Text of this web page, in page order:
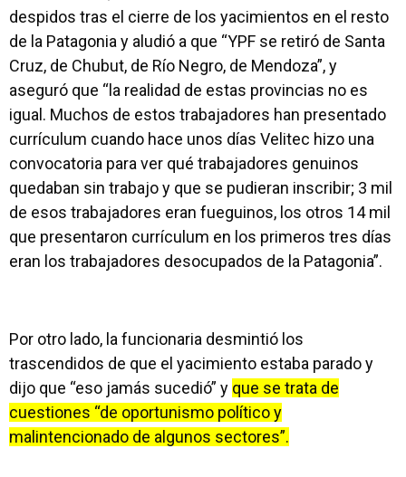
despidos tras el cierre de los yacimientos en el resto
de la Patagonia y aludió a que “YPF se retiró de Santa
Cruz, de Chubut, de Río Negro, de Mendoza”, y
aseguró que “la realidad de estas provincias no es
igual. Muchos de estos trabajadores han presentado
currículum cuando hace unos días Velitec hizo una
convocatoria para ver qué trabajadores genuinos
quedaban sin trabajo y que se pudieran inscribir; 3 mil
de esos trabajadores eran fueguinos, los otros 14 mil
que presentaron currículum en los primeros tres días
eran los trabajadores desocupados de la Patagonia”.
Por otro lado, la funcionaria desmintió los
trascendidos de que el yacimiento estaba parado y
dijo que “eso jamás sucedió” y que se trata de
cuestiones “de oportunismo político y
malintencionado de algunos sectores”.